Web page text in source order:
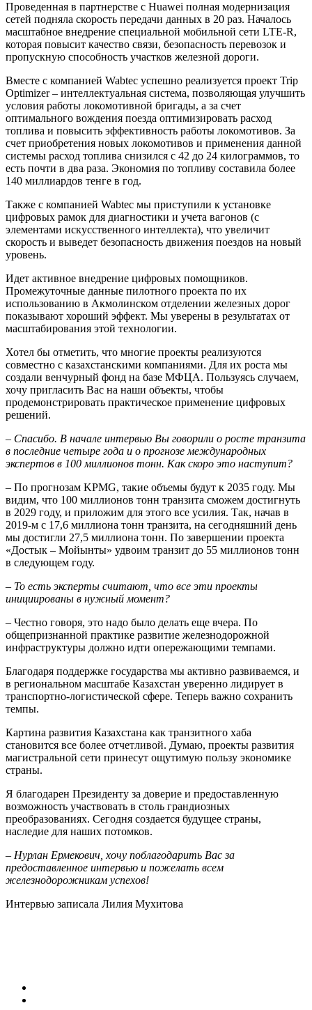
Проведенная в партнерстве с Huawei полная модернизация
сетей подняла скорость передачи данных в 20 раз. Началось
масштабное внедрение специаль­ной мобильной сети LTE-R,
которая повысит качество связи, безопас­ность перевозок и
пропускную способность участков железной дороги.
Вместе с компанией Wabtec успешно реализуется проект Trip
Optimizer – интеллектуаль­ная система, позволяющая улучшить
условия работы локомотивной бригады, а за счет
оптимального вождения поезда оптимизировать расход
топлива и повысить эффективность работы локомотивов. За
счет приобретения новых локомотивов и применения данной
сис­темы расход топлива снизился с 42 до 24 килограммов, то
есть почти в два раза. Экономия по топливу составила более
140 миллиардов тенге в год.
Также с компанией Wabtec мы приступили к установке
цифровых рамок для диагностики и учета вагонов (с
элементами искусственного интеллекта), что увеличит
скорость и выведет безо­пасность движения поездов на новый
уровень.
Идет активное внедрение цифровых помощников.
Промежуточные данные пилотного проекта по их
использованию в Акмолинском отделении железных дорог
показывают хороший эффект. Мы уверены в результатах от
масштабирования этой технологии.
Хотел бы отметить, что многие проекты реализуются
совместно с казахстанскими компаниями. Для их роста мы
создали венчурный фонд на базе МФЦА. Пользуясь случаем,
хочу приг­ласить Вас на наши объекты, чтобы
продемонстрировать практическое применение цифровых
решений.
– Спасибо. В начале интервью Вы говорили о росте транзита
в последние четыре года и о прогнозе международных
экспертов в 100 миллионов тонн. Как скоро это наступит?
– По прогнозам KPMG, такие объемы будут к 2035 году. Мы
видим, что 100 миллионов тонн транзита сможем достигнуть
в 2029 году, и приложим для этого все усилия. Так, начав в
2019-м с 17,6 миллиона тонн транзита, на сегодняшний день
мы достигли 27,5 миллиона тонн. По завершении проекта
«Достык – Мойынты» удвоим транзит до 55 миллионов тонн
в следующем году.
– То есть эксперты считают, что все эти проекты
инициированы в нужный момент?
– Честно говоря, это надо было делать еще вчера. По
общепризнанной практике развитие железнодорожной
инфраструктуры должно идти опережающими темпами.
Благодаря поддержке государства мы активно развиваемся, и
в региональном масштабе Казахстан уверенно лидирует в
транспортно-логистической сфере. Теперь важно сохранить
темпы.
Картина развития Казахстана как транзитного хаба
становится все более отчетливой. Думаю, проекты развития
магистральной сети принесут ощутимую пользу экономике
страны.
Я благодарен Президенту за доверие и предоставленную
возможность участвовать в столь грандиозных
преобразованиях. Сегодня создается будущее страны,
наследие для наших потомков.
– Нурлан Ермекович, хочу поблагодарить Вас за
предоставленное интервью и пожелать всем
железнодорожникам успехов!
Интервью записала Лилия Мухитова